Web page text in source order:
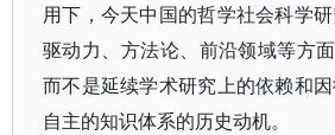
用下，今天中国的哲学社会科学研
驱动力、方法论、前沿领域等方面
而不是延续学术研究上的依赖和
自主的知识体系的历史动机。